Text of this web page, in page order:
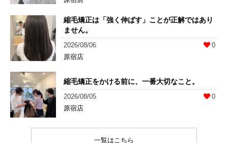
縮毛矯正は「強く伸ばす」ことが正解ではあり
ません。
2026/08/06
0
原宿店
縮毛矯正をかける前に、一番大切なこと。
2026/08/05
0
原宿店
一覧はこちら